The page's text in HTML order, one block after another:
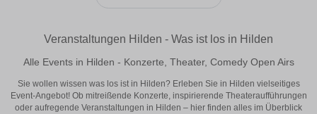
Veranstaltungen Hilden - Was ist los in Hilden
Alle Events in Hilden - Konzerte, Theater, Comedy Open Airs
Sie wollen wissen was los ist in Hilden? Erleben Sie in Hilden vielseitiges
Event-Angebot! Ob mitreißende Konzerte, inspirierende Theateraufführungen
oder aufregende Veranstaltungen in Hilden – hier finden alles im Überblick